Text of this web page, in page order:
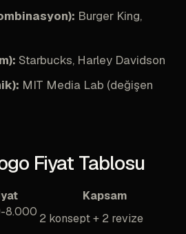
Burger King,
Starbucks, Harley Davidson
MIT Media Lab (değişen
Fiyat Tablosu
Kapsam
8.000 2 konsept + 2 revize